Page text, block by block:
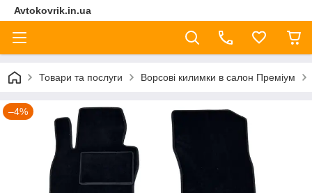
Avtokovrik.in.ua
Товари та послуги Ворсові килимки в салон Преміум
–4%